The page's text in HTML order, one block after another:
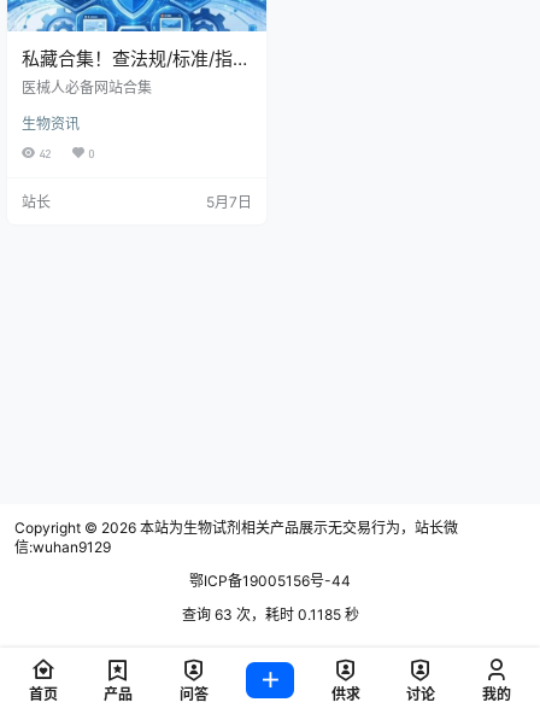
私藏合集！查法规/标准/指导
原则，这15个网站够用了
医械人必备网站合集
生物资讯
42 0
站长 5月7日
Copyright © 2026 本站为生物试剂相关产品展示无交易行为，站长微
信:wuhan9129
鄂ICP备19005156号-44
查询 63 次，耗时 0.1185 秒
首页 产品 问答 供求 讨论 我的